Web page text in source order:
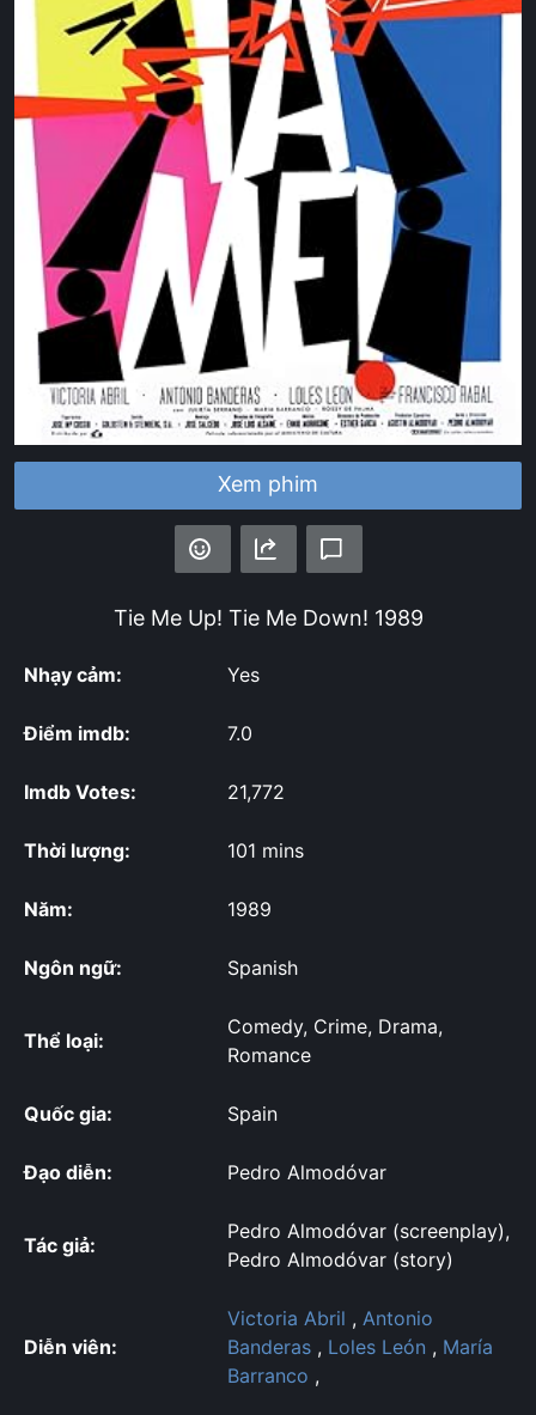
Xem phim
Tie Me Up! Tie Me Down! 1989
Nhạy cảm: Yes
Điểm imdb: 7.0
Imdb Votes: 21,772
Thời lượng: 101 mins
Năm: 1989
Ngôn ngữ: Spanish
Thể loại:
Comedy, Crime, Drama,
Romance
Quốc gia: Spain
Đạo diễn: Pedro Almodóvar
Tác giả:
Pedro Almodóvar (screenplay),
Pedro Almodóvar (story)
Diễn viên:
Victoria Abril , Antonio
Banderas , Loles León , María
Barranco ,